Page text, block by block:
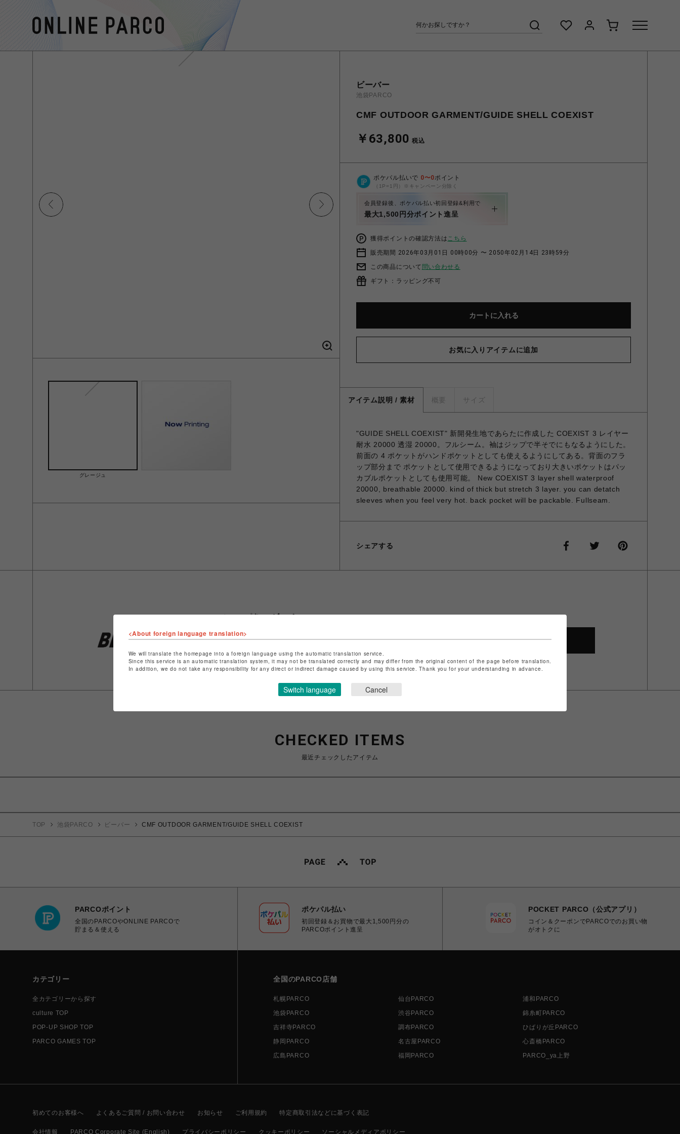
グレージュ
ビーバー
池袋PARCO
CMF OUTDOOR GARMENT/GUIDE SHELL COEXIST
￥63,800 税込
ポケパル払いで 0〜0ポイント
（1P=1円）※キャンペーン分除く
会員登録後、ポケパル払い初回登録&利用で
最大1,500円分ポイント進呈
獲得ポイントの確認方法はこちら
販売期間 2026年03月01日 00時00分 〜 2050年02月14日 23時59分
この商品について 問い合わせる
ギフト：ラッピング不可
カートに入れる
お気に入りアイテムに追加
アイテム説明 / 素材 概要 サイズ
"GUIDE SHELL COEXIST" 新開発生地であらたに作成した COEXIST 3 レイヤー
耐水 20000 透湿 20000。フルシーム。袖はジップで半そでにもなるようにした。
前面の 4 ポケットがハンドポケットとしても使えるようにしてある。背面のフラ
ップ部分まで ポケットとして使用できるようになっており大きいポケットはパッ
カブルポケットとしても使用可能。 New COEXIST 3 layer shell waterproof
20000, breathable 20000. kind of thick but stretch 3 layer. you can detatch
sleeves when you feel very hot. back pocket will be packable. Fullseam.
シェアする
ショップ名
ビーバー
店舗名
特定商取引法など法令に基づく表記は こちら
ショップお問い合わせはこちら
SHOP TOP
CHECKED ITEMS
最近チェックしたアイテム
TOP 池袋PARCO ビーバー CMF OUTDOOR GARMENT/GUIDE SHELL COEXIST
PARCOポイント
全国のPARCOやONLINE PARCOで
貯まる＆使える
ポケパル払い
初回登録＆お買物で最大1,500円分の
PARCOポイント進呈
POCKET PARCO（公式アプリ）
コイン＆クーポンでPARCOでのお買い物
がオトクに
カテゴリー
全カテゴリーから探す
culture TOP
POP-UP SHOP TOP
PARCO GAMES TOP
全国のPARCO店舗
札幌PARCO 仙台PARCO
浦和PARCO
池袋PARCO
渋谷PARCO
錦糸町PARCO
吉祥寺PARCO
調布PARCO
ひばりが丘PARCO
静岡PARCO
名古屋PARCO
心斎橋PARCO
広島PARCO
福岡PARCO PARCO_ya上野
初めてのお客様へ よくあるご質問 / お問い合わせ お知らせ ご利用規約 特定商取引法などに基づく表記
会社情報 PARCO Corporate Site (English) プライバシーポリシー クッキーポリシー ソーシャルメディアポリシー
<About foreign language translation>
We will translate the homepage into a foreign language using the automatic translation service.
Since this service is an automatic translation system, it may not be translated correctly and may differ from the original content of the page before translation.
In addition, we do not take any responsibility for any direct or indirect damage caused by using this service. Thank you for your understanding in advance.
Switch language Cancel